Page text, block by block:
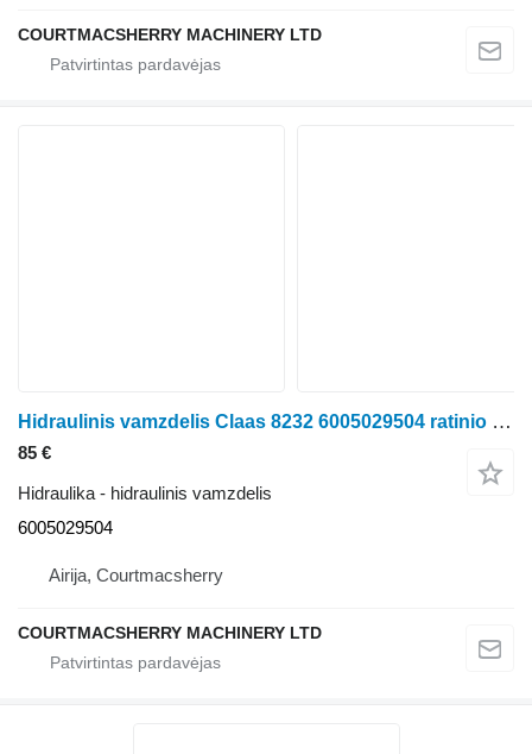
COURTMACSHERRY MACHINERY LTD
Hidraulinis vamzdelis Claas 8232 6005029504 ratinio traktoriaus
85 €
Hidraulika - hidraulinis vamzdelis
6005029504
Airija, Courtmacsherry
COURTMACSHERRY MACHINERY LTD